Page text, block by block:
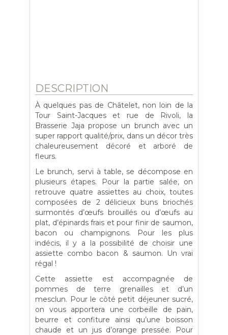
DESCRIPTION
À quelques pas de Châtelet, non loin de la
Tour Saint-Jacques et rue de Rivoli, la
Brasserie Jaja propose un brunch avec un
super rapport qualité/prix, dans un décor très
chaleureusement décoré et arboré de
fleurs.
Le brunch, servi à table, se décompose en
plusieurs étapes. Pour la partie salée, on
retrouve quatre assiettes au choix, toutes
composées de 2 délicieux buns briochés
surmontés d’œufs brouillés ou d’œufs au
plat, d’épinards frais et pour finir de saumon,
bacon ou champignons. Pour les plus
indécis, il y a la possibilité de choisir une
assiette combo bacon & saumon. Un vrai
régal !
Cette assiette est accompagnée de
pommes de terre grenailles et d’un
mesclun. Pour le côté petit déjeuner sucré,
on vous apportera une corbeille de pain,
beurre et confiture ainsi qu’une boisson
chaude et un jus d’orange pressée. Pour